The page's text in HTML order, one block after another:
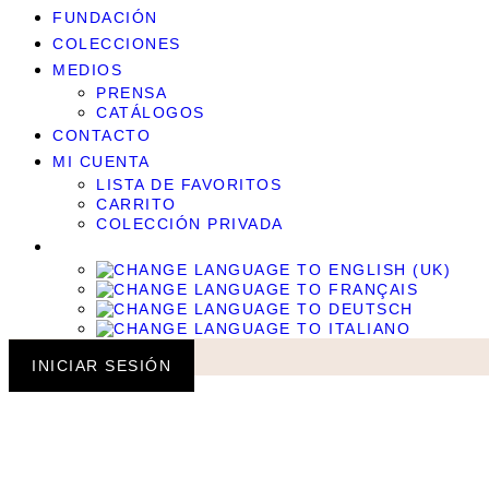
FUNDACIÓN
COLECCIONES
MEDIOS
PRENSA
CATÁLOGOS
CONTACTO
MI CUENTA
LISTA DE FAVORITOS
CARRITO
COLECCIÓN PRIVADA
INICIAR SESIÓN